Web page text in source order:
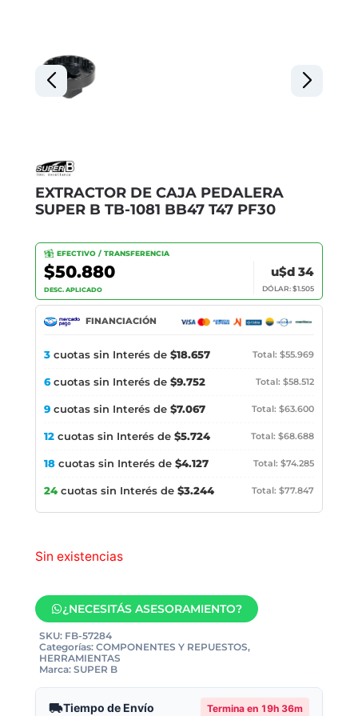
EXTRACTOR DE CAJA PEDALERA
SUPER B TB-1081 BB47 T47 PF30
EFECTIVO / TRANSFERENCIA
$50.880
DESC. APLICADO
u$d 34
DÓLAR: $1.505
FINANCIACIÓN
3 cuotas sin Interés de $18.657 Total: $55.969
6cuotas sin Interés de $9.752 Total: $58.512
9 cuotas sin Interés de $7.067 Total: $63.600
12 cuotas sin Interés de $5.724 Total: $68.688
18 cuotas sin Interés de $4.127 Total: $74.285
24 cuotas sin Interés de $3.244 Total: $77.847
Sin existencias
¿NECESITÁS ASESORAMIENTO?
SKU: FB-57284
Categorías: COMPONENTES Y REPUESTOS,
HERRAMIENTAS
Marca: SUPER B
Tiempo de Envío Termina en 19h 36m